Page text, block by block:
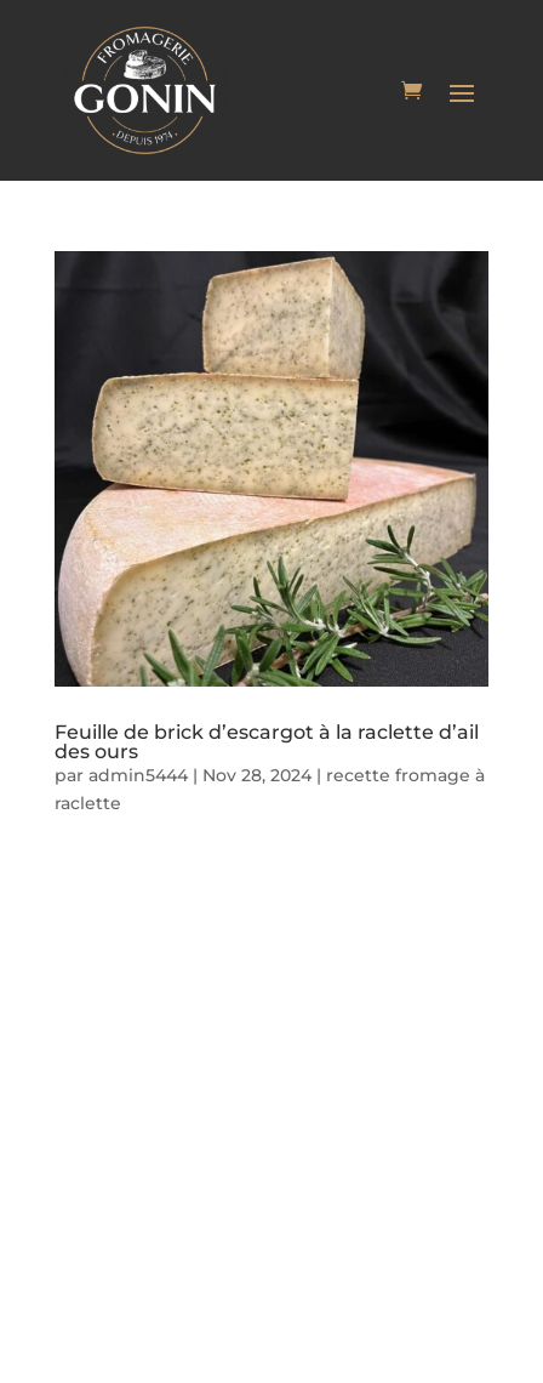
Feuille de brick d’escargot à la raclette d’ail
des ours
par admin5444| Nov 28, 2024| recette fromage à
raclette